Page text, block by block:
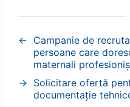
← Campanie de
persoane care
maternali
→ Solicitare ofertă
documentație